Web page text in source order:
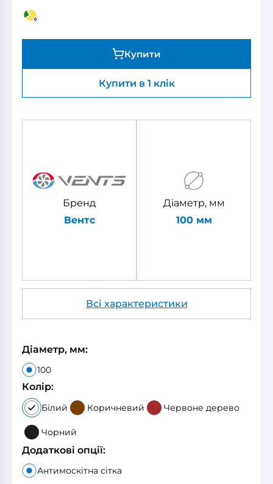
Купити
Купити в 1 клік
Бренд
Вентс
Діаметр, мм
100 мм
Всі характеристики
Діаметр, мм:
100
Колір:
Білий Коричневий Червоне дерево
Чорний
Додаткові опції:
Антимоскітна сітка